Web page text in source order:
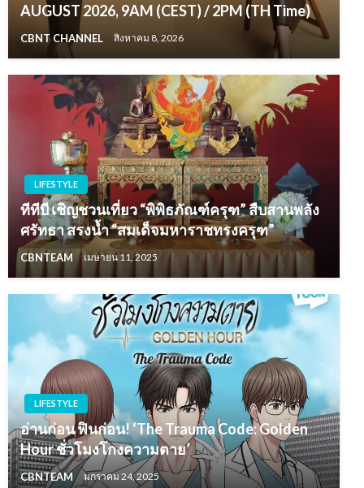
AUGUST 2026, 9AM (CEST) / 2PM (TH Time)
CBNT CHANNEL สิงหาคม 8, 2026
LIFESTYLE
ทีทีบี เชิญชวนเที่ยว “พิพิธภัณฑ์ครุฑ” สืบสานพลัง
ศรัทธา สรงน้ำ “สมเด็จมหาราชทรงครุฑ”
CBNTEAM เมษายน 11, 2025
LIFESTYLE
อ่านก่อน ฟินก่อน! ‘The Trauma Code: Golden
Hour ชั่วโมงโกงความตาย’
CBNTEAM มกราคม 24, 2025